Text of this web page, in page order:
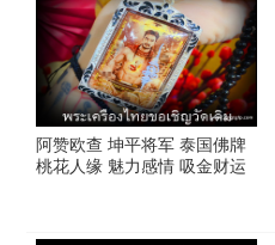
阿赞欧查 坤平将军 泰国佛牌
桃花人缘 魅力感情 吸金财运